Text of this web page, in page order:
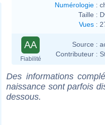
Numérologie :
Taille :
Vues :
AA
Fiabilité
Source :
Contributeur :
Des informations
naissance sont parfois
dessous.